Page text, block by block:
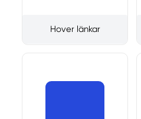
Hover länkar